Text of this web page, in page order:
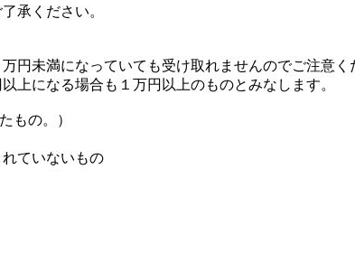
承ください。
未満になっていても受け取れませんのでご注意く
上になる場合も１万円以上のものとみなします。
もの。）
ていないもの